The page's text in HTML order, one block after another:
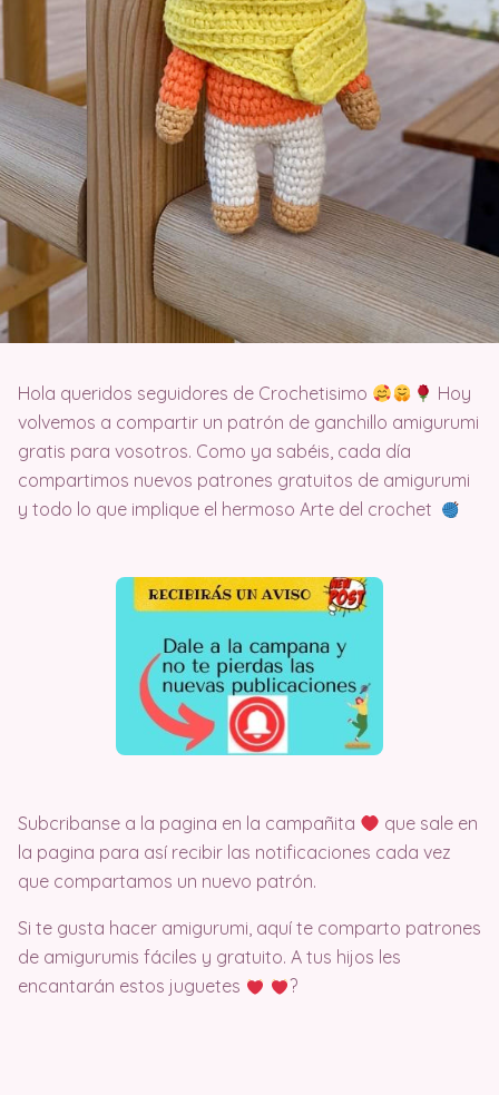
Hola queridos seguidores de Crochetisimo
Hoy
volvemos a compartir un patrón de ganchillo amigurumi
gratis para vosotros. Como ya sabéis, cada día
compartimos nuevos patrones gratuitos de amigurumi
y todo lo que implique el hermoso Arte del crochet
Subcribanse a la pagina en la campañita
que sale en
la pagina para así recibir las notificaciones cada vez
que compartamos un nuevo patrón.
Si te gusta hacer amigurumi, aquí te comparto patrones
de amigurumis fáciles y gratuito. A tus hijos les
encantarán estos juguetes
?